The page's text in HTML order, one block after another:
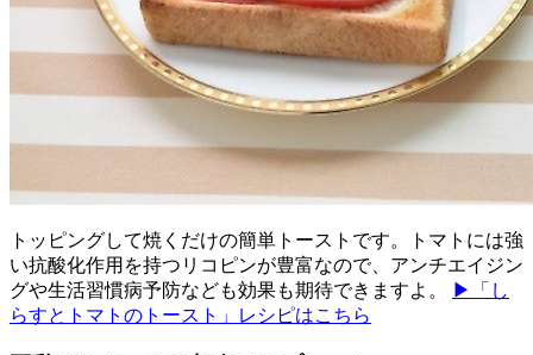
トッピングして焼くだけの簡単トーストです。トマトには強
い抗酸化作用を持つリコピンが豊富なので、アンチエイジン
グや生活習慣病予防なども効果も期待できますよ。
▶「し
らすとトマトのトースト」レシピはこちら